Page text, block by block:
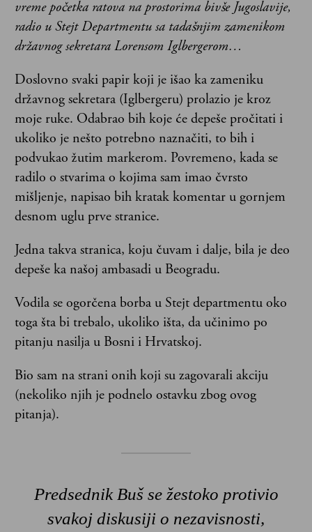
vreme početka ratova na prostorima bivše Jugoslavije,
radio u Stejt Departmentu sa tadašnjim zamenikom
državnog sekretara Lorensom Iglbergerom…
Doslovno svaki papir koji je išao ka zameniku
državnog sekretara (Iglbergeru) prolazio je kroz
moje ruke. Odabrao bih koje će depeše pročitati i
ukoliko je nešto potrebno naznačiti, to bih i
podvukao žutim markerom. Povremeno, kada se
radilo o stvarima o kojima sam imao čvrsto
mišljenje, napisao bih kratak komentar u gornjem
desnom uglu prve stranice.
Jedna takva stranica, koju čuvam i dalje, bila je deo
depeše ka našoj ambasadi u Beogradu.
Vodila se ogorčena borba u Stejt departmentu oko
toga šta bi trebalo, ukoliko išta, da učinimo po
pitanju nasilja u Bosni i Hrvatskoj.
Bio sam na strani onih koji su zagovarali akciju
(nekoliko njih je podnelo ostavku zbog ovog
pitanja).
Predsednik Buš se žestoko protivio
svakoj diskusiji o nezavisnosti,